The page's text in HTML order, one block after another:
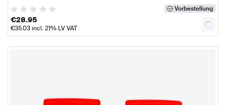
Vorbestellung
€28.95
€35.03incl. 21% LV VAT